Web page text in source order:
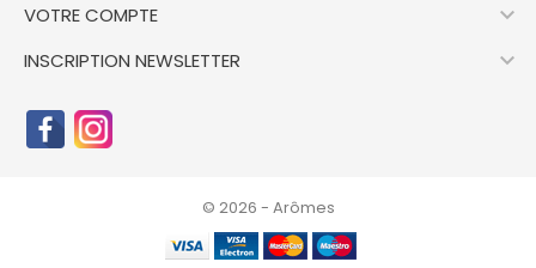
VOTRE COMPTE 
INSCRIPTION NEWSLETTER 
© 2026 - Arômes